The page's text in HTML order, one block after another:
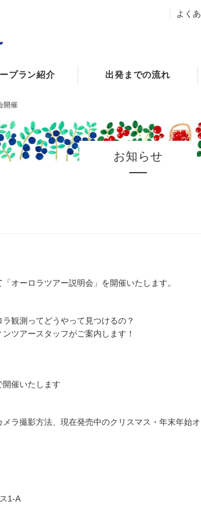
よく
プラン紹介 出発までの流れ
開催
お知らせ
オーロラツアー説明会」を開催いたします。
観測ってどうやって見つけるの？
ツアースタッフがご案内します！
催いたします
ラ撮影方法、現在発売中のクリスマス・年末年始
1-A